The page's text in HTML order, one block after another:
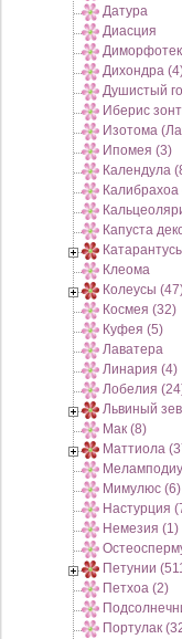
Датура
Диасция
Дихондра
Душистый
Иберис
Изотома
Ипомея (3)
Календула
Калибрахоа
Капуста
Клеома
Колеусы
Космея (32)
Куфея (5)
Лаватера
Линария (4)
Лобелия
Львиный
Мак (8)
Маттиола
Мимулюс (6)
Настурция
Немезия (1)
Петунии
Петхоа (2)
Портулак